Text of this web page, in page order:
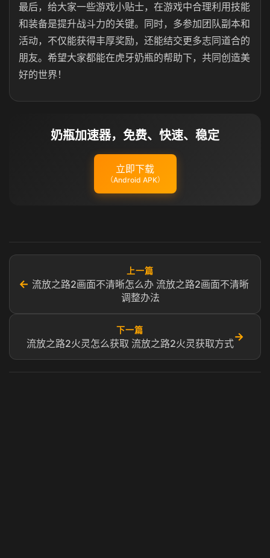
最后，给大家一些游戏小贴士，在游戏中合理利用技能
和装备是提升战斗力的关键。同时，多参加团队副本和
活动，不仅能获得丰厚奖励，还能结交更多志同道合的
朋友。希望大家都能在虎牙奶瓶的帮助下，共同创造美
好的世界！
奶瓶加速器，免费、快速、稳定
立即下载
（Android APK）
←
上一篇
流放之路2画面不清晰怎么办 流放之路2画面不清晰
调整办法
下一篇
流放之路2火灵怎么获取 流放之路2火灵获取方式
→